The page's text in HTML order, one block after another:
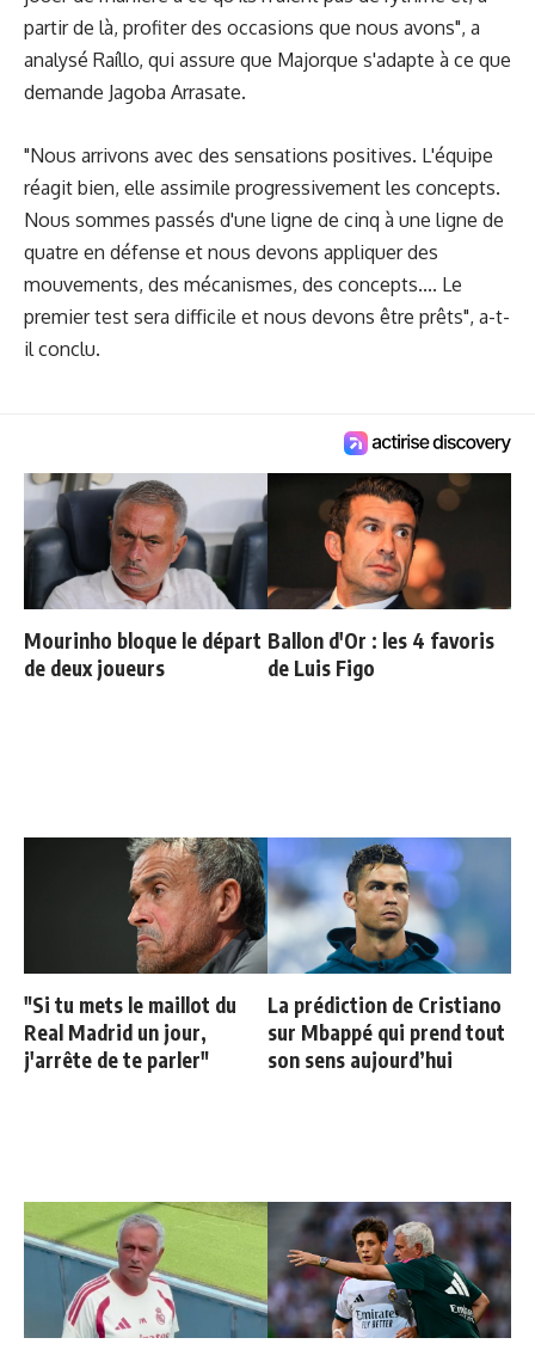
partir de là, profiter des occasions que nous avons", a
analysé Raíllo, qui assure que Majorque s'adapte à ce que
demande Jagoba Arrasate.
"Nous arrivons avec des sensations positives. L'équipe
réagit bien, elle assimile progressivement les concepts.
Nous sommes passés d'une ligne de cinq à une ligne de
quatre en défense et nous devons appliquer des
mouvements, des mécanismes, des concepts.... Le
premier test sera difficile et nous devons être prêts", a-t-
il conclu.
Mourinho bloque le départ
de deux joueurs
Ballon d'Or : les 4 favoris
de Luis Figo
"Si tu mets le maillot du
Real Madrid un jour,
j'arrête de te parler"
La prédiction de Cristiano
sur Mbappé qui prend tout
son sens aujourd’hui